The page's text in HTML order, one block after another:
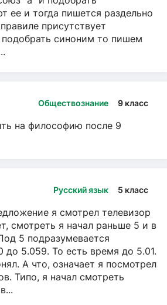
ее и тогда пишется раздельно
присутствует
синоним то пишем
Обществознание 9 класс
на философию после 9
Русский язык 5 класс
я смотрел телевизор
смотреть я начал раньше 5 и в
5 подразумевается
до 5.059. То есть время до 5.01.
А что, означает я посмотрел
Типо, я начал смотреть